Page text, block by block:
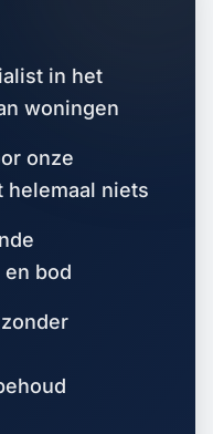
in het
woningen
onze
helemaal niets
bod